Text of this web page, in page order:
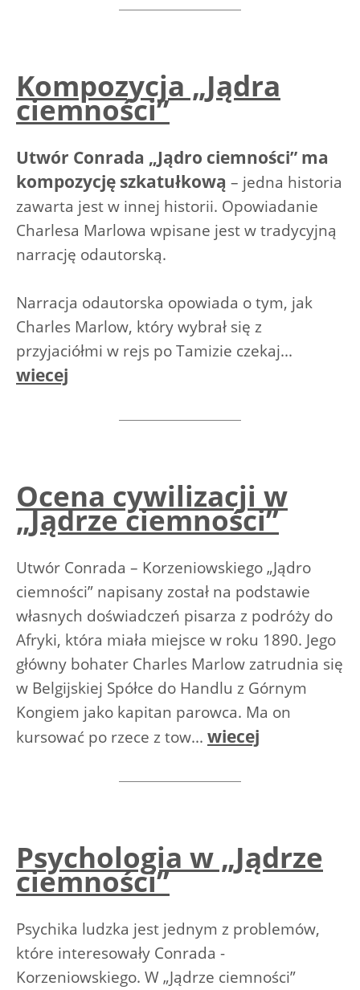
Kompozycja „Jądra
ciemności”
Utwór Conrada „Jądro ciemności” ma
kompozycję szkatułkową – jedna historia
zawarta jest w innej historii. Opowiadanie
Charlesa Marlowa wpisane jest w tradycyjną
narrację odautorską.
Narracja odautorska opowiada o tym, jak
Charles Marlow, który wybrał się z
przyjaciółmi w rejs po Tamizie czekaj...
wiecej
Ocena cywilizacji w
„Jądrze ciemności”
Utwór Conrada – Korzeniowskiego „Jądro
ciemności” napisany został na podstawie
własnych doświadczeń pisarza z podróży do
Afryki, która miała miejsce w roku 1890. Jego
główny bohater Charles Marlow zatrudnia się
w Belgijskiej Spółce do Handlu z Górnym
Kongiem jako kapitan parowca. Ma on
kursować po rzece z tow... wiecej
Psychologia w „Jądrze
ciemności”
Psychika ludzka jest jednym z problemów,
które interesowały Conrada -
Korzeniowskiego. W „Jądrze ciemności”